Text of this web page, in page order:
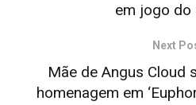
em jogo do
Next
Mãe de Angus Cloud
homenagem em